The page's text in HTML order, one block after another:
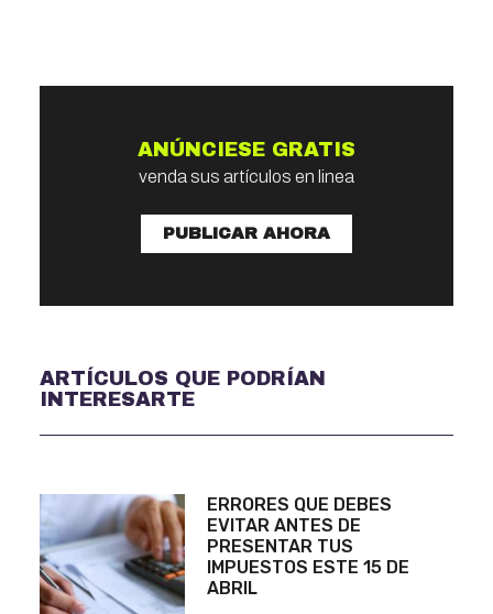
ANÚNCIESE GRATIS
venda sus artículos en linea
PUBLICAR AHORA
ARTÍCULOS QUE PODRÍAN
INTERESARTE
ERRORES QUE DEBES
EVITAR ANTES DE
PRESENTAR TUS
IMPUESTOS ESTE 15 DE
ABRIL